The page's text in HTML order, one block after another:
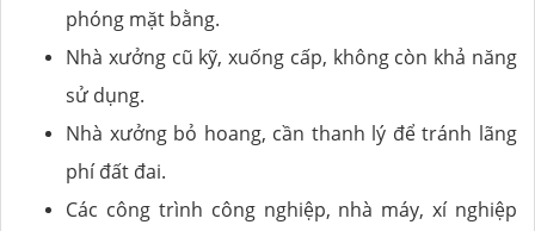
phóng mặt bằng.
Nhà xưởng cũ kỹ, xuống cấp, không còn khả năng
sử dụng.
Nhà xưởng bỏ hoang, cần thanh lý để tránh lãng
phí đất đai.
Các công trình công nghiệp, nhà máy, xí nghiệp